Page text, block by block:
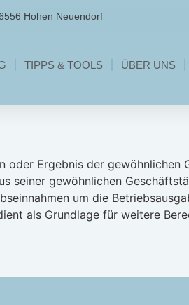
Hohen Neuendorf
TIPPS & TOOLS ÜBER UNS
oder Ergebnis der
seiner gewöhnlichen
um die
als Grundlage für weitere